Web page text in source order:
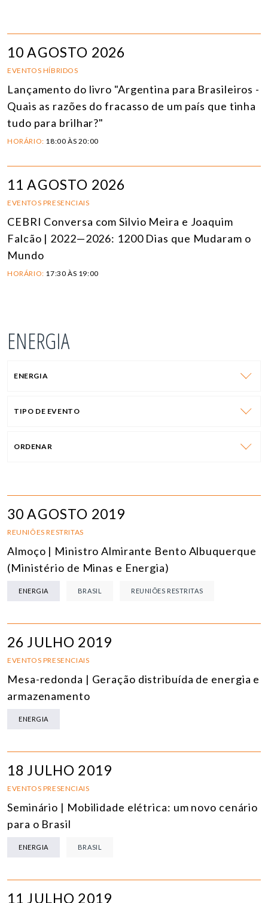
10 AGOSTO 2026
EVENTOS HÍBRIDOS
Lançamento do livro "Argentina para Brasileiros -
Quais as razões do fracasso de um país que tinha
tudo para brilhar?"
HORÁRIO: 18:00 ÀS 20:00
11 AGOSTO 2026
EVENTOS PRESENCIAIS
CEBRI Conversa com Silvio Meira e Joaquim
Falcão | 2022—2026: 1200 Dias que Mudaram o
Mundo
HORÁRIO: 17:30 ÀS 19:00
ENERGIA
ENERGIA
TIPO DE EVENTO
ORDENAR
30 AGOSTO 2019
REUNIÕES RESTRITAS
Almoço | Ministro Almirante Bento Albuquerque
(Ministério de Minas e Energia)
ENERGIA BRASIL REUNIÕES RESTRITAS
26 JULHO 2019
EVENTOS PRESENCIAIS
Mesa-redonda | Geração distribuída de energia e
armazenamento
ENERGIA
18 JULHO 2019
EVENTOS PRESENCIAIS
Seminário | Mobilidade elétrica: um novo cenário
para o Brasil
ENERGIA BRASIL
11 JULHO 2019